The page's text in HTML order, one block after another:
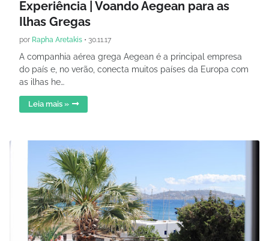
Experiência | Voando Aegean para as
Ilhas Gregas
por Rapha Aretakis • 30.11.17
A companhia aérea grega Aegean é a principal empresa
do país e, no verão, conecta muitos países da Europa com
as ilhas he…
Leia mais »